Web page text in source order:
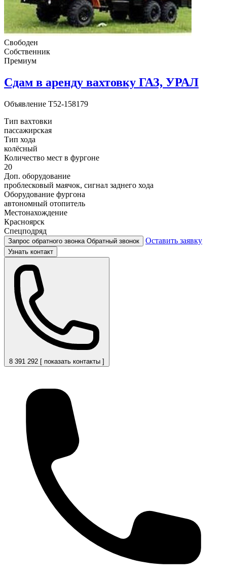
Свободен
Собственник
Премиум
Сдам в аренду вахтовку ГАЗ, УРАЛ
Объявление T52-158179
Тип вахтовки
пассажирская
Тип хода
колёсный
Количество мест в фургоне
20
Доп. оборудование
проблесковый маячок, сигнал заднего хода
Оборудование фургона
автономный отопитель
Местонахождение
Красноярск
Спецподряд
Запрос обратного звонка Обратный звонок Оставить заявку
Узнать контакт
8 391 292 [ показать контакты ]